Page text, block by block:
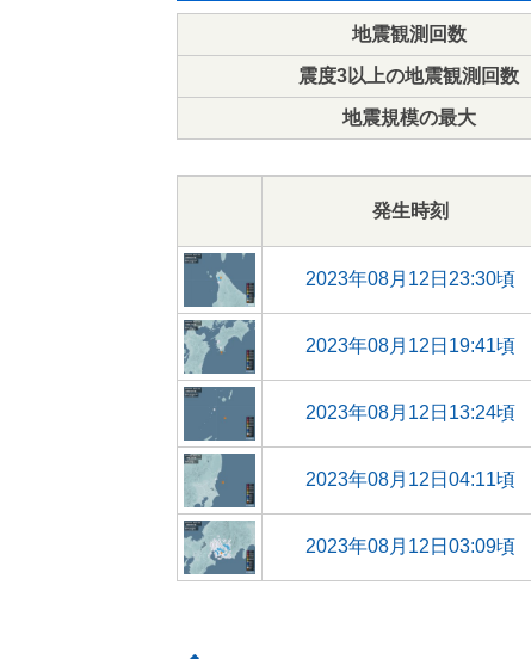
地震観測回数
震度3以上の地震観測回数
地震規模の最大
発生時刻
2023年08月12日23:30頃
2023年08月12日19:41頃
2023年08月12日13:24頃
2023年08月12日04:11頃
2023年08月12日03:09頃